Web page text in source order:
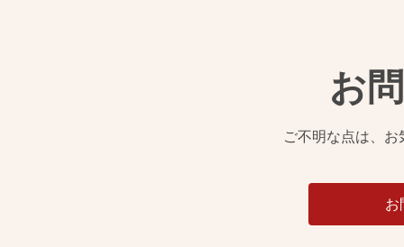
お
ご不明な点は、
お